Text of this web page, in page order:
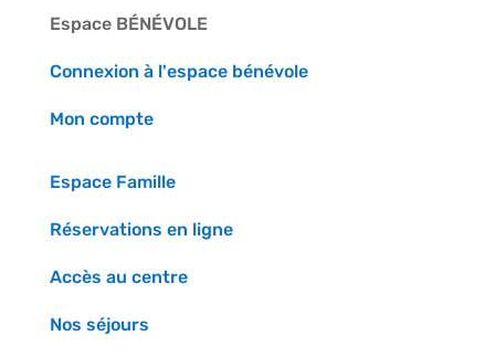
Espace BÉNÉVOLE
Connexion à l'espace bénévole
Mon compte
Espace Famille
Réservations en ligne
Accès au centre
Nos séjours